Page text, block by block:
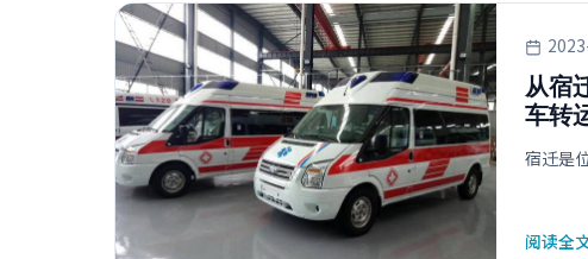
从宿
车转
宿迁是
阅读全